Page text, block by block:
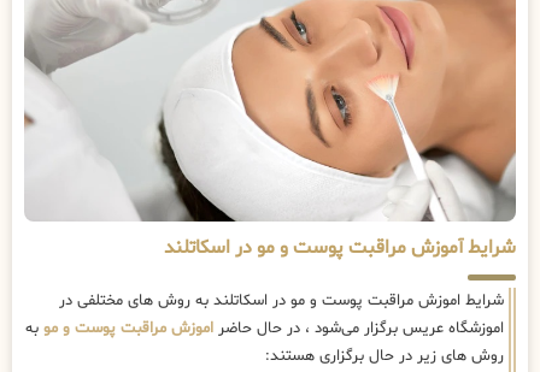
شرایط آموزش مراقبت پوست و مو در اسکاتلند
شرایط اموزش مراقبت پوست و مو در اسکاتلند به روش های مختلفی در
اموزشگاه عریس برگزار می‌شود ، در حال حاضر اموزش مراقبت پوست و مو به
روش های زیر در حال برگزاری هستند: